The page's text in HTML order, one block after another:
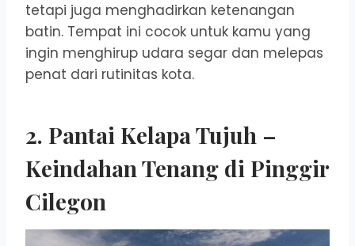
tetapi juga menghadirkan ketenangan
batin. Tempat ini cocok untuk kamu yang
ingin menghirup udara segar dan melepas
penat dari rutinitas kota.
2. Pantai Kelapa Tujuh –
Keindahan Tenang di Pinggir
Cilegon